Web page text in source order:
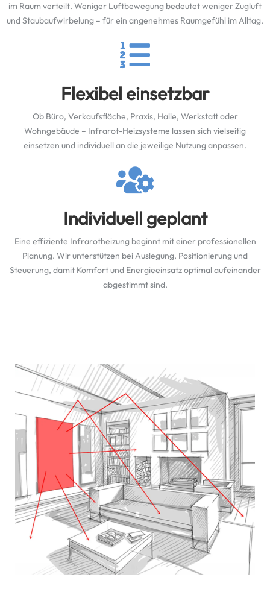
im Raum verteilt. Weniger Luftbewegung bedeutet weniger Zugluft
und Staubaufwirbelung – für ein angenehmes Raumgefühl im Alltag.
Flexibel einsetzbar
Ob Büro, Verkaufsfläche, Praxis, Halle, Werkstatt oder
Wohngebäude – Infrarot-Heizsysteme lassen sich vielseitig
einsetzen und individuell an die jeweilige Nutzung anpassen.
Individuell geplant
Eine effiziente Infrarotheizung beginnt mit einer professionellen
Planung. Wir unterstützen bei Auslegung, Positionierung und
Steuerung, damit Komfort und Energieeinsatz optimal aufeinander
abgestimmt sind.